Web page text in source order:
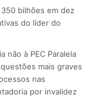
350 bilhões em dez
do líder do
não à PEC Paralela
mais graves
nas
por invalidez